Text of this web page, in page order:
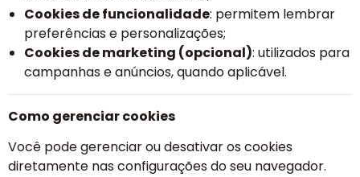
Cookies de funcionalidade: permitem lembrar
preferências e personalizações;
Cookies de marketing (opcional): utilizados para
campanhas e anúncios, quando aplicável.
Como gerenciar cookies
Você pode gerenciar ou desativar os cookies
diretamente nas configurações do seu navegador.